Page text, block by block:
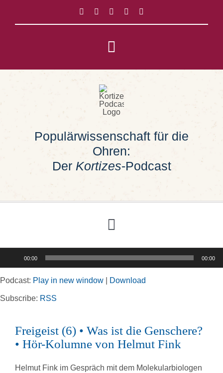
springen
Toggle
Navigation
Impressum
Datenschutz
Populärwissenschaft für die
Ohren:
Der Kortizes-Podcast
Toggle
Navigation
Rubriken
Kortizes Website
00:00 00:00
Podcast: Play in new window Download
Subscribe: RSS
Freigeist (6) • Was ist die Genschere?
• Hör-Kolumne von Helmut Fink
Helmut Fink im Gespräch mit dem Molekularbiologen